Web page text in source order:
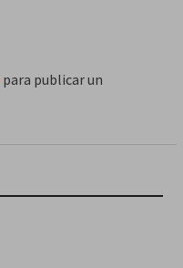
para publicar un